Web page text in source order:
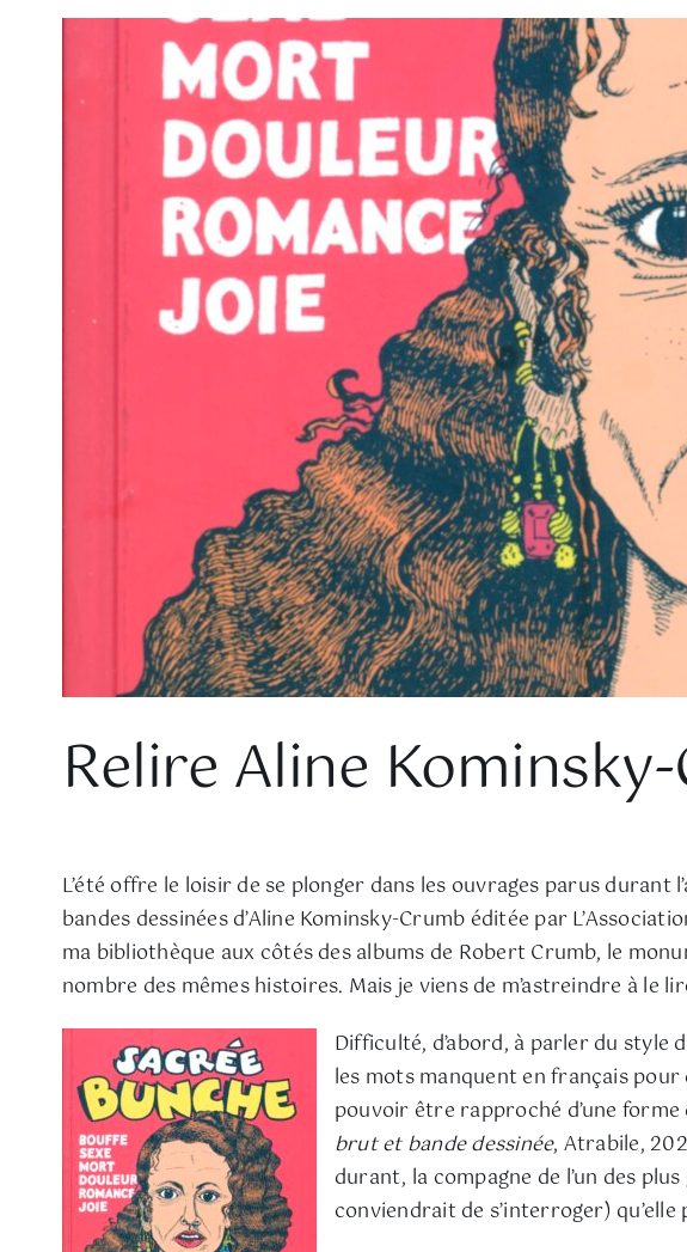
agrandie
Relire Aline
L’été offre le loisir de se plonger dans les ouvrages parus
bandes dessinées d’Aline Kominsky-Crumb éditée par
ma bibliothèque aux côtés des albums de Robert Crumb, le
nombre des mêmes histoires. Mais je viens de m’astreindre à le
Difficulté, d’abord, à parler du style
les mots manquent en français pour
pouvoir être rapproché d’une
brut et bande dessinée, Atrabile,
durant, la compagne de l’un des
conviendrait de s’interroger)